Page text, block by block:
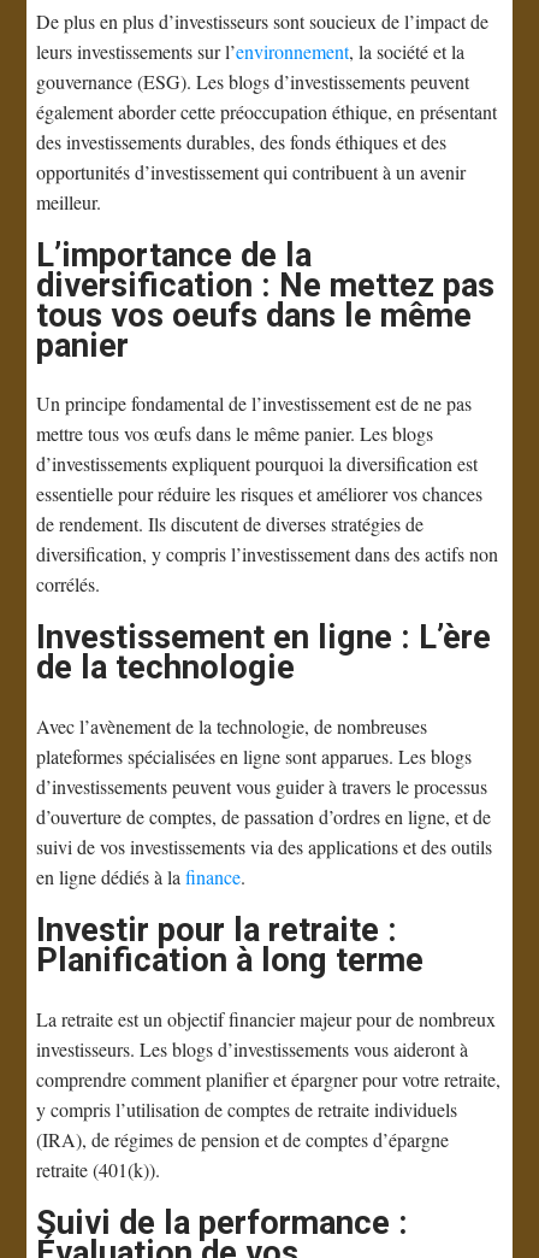
De plus en plus d’investisseurs sont soucieux de l’impact de
leurs investissements sur l’environnement, la société et la
gouvernance (ESG). Les blogs d’investissements peuvent
également aborder cette préoccupation éthique, en présentant
des investissements durables, des fonds éthiques et des
opportunités d’investissement qui contribuent à un avenir
meilleur.
L’importance de la
diversification : Ne mettez pas
tous vos oeufs dans le même
panier
Un principe fondamental de l’investissement est de ne pas
mettre tous vos œufs dans le même panier. Les blogs
d’investissements expliquent pourquoi la diversification est
essentielle pour réduire les risques et améliorer vos chances
de rendement. Ils discutent de diverses stratégies de
diversification, y compris l’investissement dans des actifs non
corrélés.
Investissement en ligne : L’ère
de la technologie
Avec l’avènement de la technologie, de nombreuses
plateformes spécialisées en ligne sont apparues. Les blogs
d’investissements peuvent vous guider à travers le processus
d’ouverture de comptes, de passation d’ordres en ligne, et de
suivi de vos investissements via des applications et des outils
en ligne dédiés à lafinance.
Investir pour la retraite :
Planification à long terme
La retraite est un objectif financier majeur pour de nombreux
investisseurs. Les blogs d’investissements vous aideront à
comprendre comment planifier et épargner pour votre retraite,
y compris l’utilisation de comptes de retraite individuels
(IRA), de régimes de pension et de comptes d’épargne
retraite (401(k)).
Suivi de la performance :